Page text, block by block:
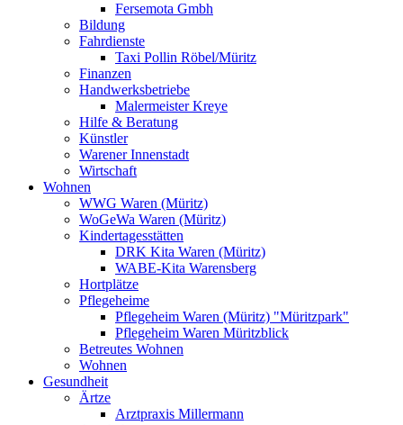
Fersemota Gmbh
Bildung
Fahrdienste
Taxi Pollin Röbel/Müritz
Finanzen
Handwerksbetriebe
Malermeister Kreye
Hilfe & Beratung
Künstler
Warener Innenstadt
Wirtschaft
Wohnen
WWG Waren (Müritz)
WoGeWa Waren (Müritz)
Kindertagesstätten
DRK Kita Waren (Müritz)
WABE-Kita Warensberg
Hortplätze
Pflegeheime
Pflegeheim Waren (Müritz) "Müritzpark"
Pflegeheim Waren Müritzblick
Betreutes Wohnen
Wohnen
Gesundheit
Ärtze
Arztpraxis Millermann